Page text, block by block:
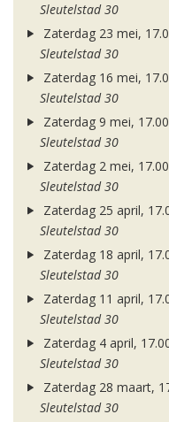
Sleutelstad 30
Zaterdag 23 mei,
Sleutelstad 30
Zaterdag 16 mei,
Sleutelstad 30
Zaterdag 9 mei,
Sleutelstad 30
Zaterdag 2 mei,
Sleutelstad 30
Zaterdag 25 april,
Sleutelstad 30
Zaterdag 18 april,
Sleutelstad 30
Zaterdag 11 april,
Sleutelstad 30
Zaterdag 4 april,
Sleutelstad 30
Zaterdag 28 maart,
Sleutelstad 30